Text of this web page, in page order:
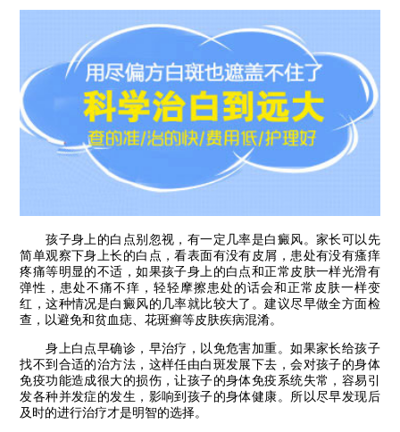
孩子身上的白点别忽视，有一定几率是白癜风。家长可以先
简单观察下身上长的白点，看表面有没有皮屑，患处有没有瘙痒
疼痛等明显的不适，如果孩子身上的白点和正常皮肤一样光滑有
弹性，患处不痛不痒，轻轻摩擦患处的话会和正常皮肤一样变
红，这种情况是白癜风的几率就比较大了。建议尽早做全方面检
查，以避免和贫血痣、花斑癣等皮肤疾病混淆。
身上白点早确诊，早治疗，以免危害加重。如果家长给孩子
找不到合适的治方法，这样任由白斑发展下去，会对孩子的身体
免疫功能造成很大的损伤，让孩子的身体免疫系统失常，容易引
发各种并发症的发生，影响到孩子的身体健康。所以尽早发现后
及时的进行治疗才是明智的选择。